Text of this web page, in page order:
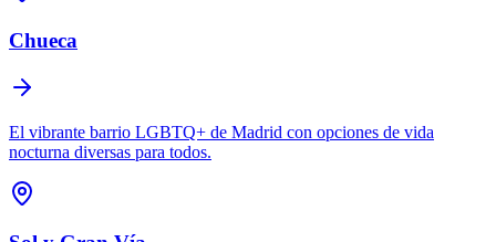
Chueca
El vibrante barrio LGBTQ+ de Madrid con opciones de vida
nocturna diversas para todos.